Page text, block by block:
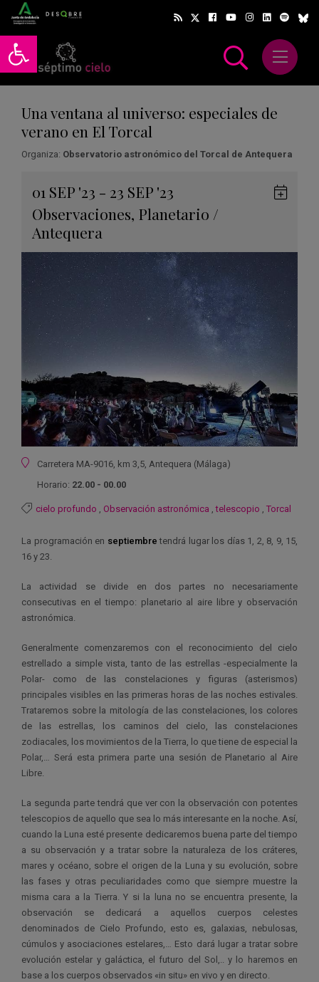
Abrir barra de herramientas
Abrir
Una ventana al universo: especiales de
verano en El Torcal
Organiza: Observatorio astronómico del Torcal de Antequera
01 SEP '23 - 23 SEP '23
Observaciones, Planetario /
Antequera
Ubicación
Carretera MA-9016, km 3,5, Antequera (Málaga)
Horario: 22.00 - 00.00
cielo profundo , Observación astronómica ,telescopio , Torcal
La programación en septiembre tendrá lugar los días 1, 2, 8, 9, 15,
16 y 23.
La actividad se divide en dos partes no necesariamente
consecutivas en el tiempo: planetario al aire libre y observación
astronómica.
Generalmente comenzaremos con el reconocimiento del cielo
estrellado a simple vista, tanto de las estrellas -especialmente la
Polar- como de las constelaciones y figuras (asterismos)
principales visibles en las primeras horas de las noches estivales.
Trataremos sobre la mitología de las constelaciones, los colores
de las estrellas, los caminos del cielo, las constelaciones
zodiacales, los movimientos de la Tierra, lo que tiene de especial la
Polar,… Será esta primera parte una sesión de Planetario al Aire
Libre.
La segunda parte tendrá que ver con la observación con potentes
telescopios de aquello que sea lo más interesante en la noche. Así,
cuando la Luna esté presente dedicaremos buena parte del tiempo
a su observación y a tratar sobre la naturaleza de los cráteres,
mares y océano, sobre el origen de la Luna y su evolución, sobre
las fases y otras peculiaridades como que siempre muestre la
misma cara a la Tierra. Y si la luna no se encuentra presente, la
observación se dedicará a aquellos cuerpos celestes
denominados de Cielo Profundo, esto es, galaxias, nebulosas,
cúmulos y asociaciones estelares,… Esto dará lugar a tratar sobre
evolución estelar y galáctica, el futuro del Sol,.. y lo haremos en
base a los cuerpos observados «in situ» en vivo y en directo.